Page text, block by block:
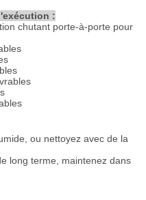
:
chutant porte-à-porte pour
ou nettoyez avec de la
long terme, maintenez dans